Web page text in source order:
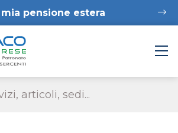
mia pensione estera